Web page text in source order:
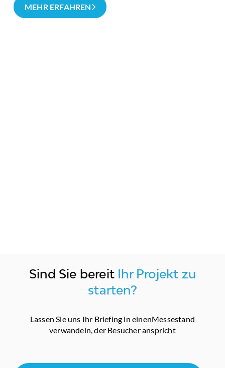
MEHR ERFAHREN
Sind Sie bereit Ihr Projekt zu
starten?
Lassen Sie uns Ihr Briefing in einenMessestand
verwandeln, der Besucher anspricht